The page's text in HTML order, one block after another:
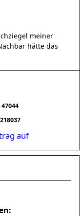
meiner
hätte das
47044
auf